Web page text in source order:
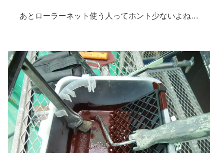
あとローラーネット使う人ってホント少ないよね…